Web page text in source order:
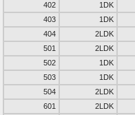
402
1DK
403
1DK
404
2LDK
501
2LDK
502
1DK
503
1DK
504
2LDK
601
2LDK